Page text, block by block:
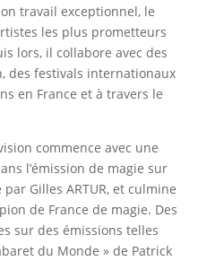
travail exceptionnel, le
les plus prometteurs
lors, il collabore avec des
des festivals internationaux
en France et à travers le
commence avec une
l’émission de magie sur
Gilles ARTUR, et culmine
de France de magie. Des
sur des émissions telles
du Monde » de Patrick